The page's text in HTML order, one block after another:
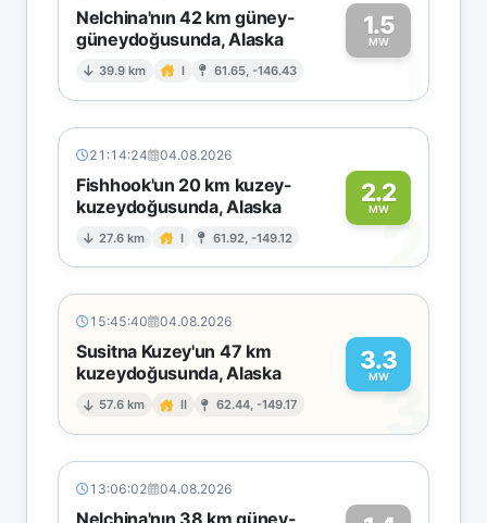
Nelchina'nın 42 km güney-
güneydoğusunda, Alaska
39.9 km I 61.65, -146.43
1.5
MW1
21:14:24 04.08.2026
Fishhook'un 20 km kuzey-
kuzeydoğusunda, Alaska
27.6 km I 61.92, -149.12
2.2
MW2
15:45:40 04.08.2026
Susitna Kuzey'un 47 km
kuzeydoğusunda, Alaska
57.6 km II 62.44, -149.17
3.3
MW
3
13:06:02 04.08.2026
Nelchina'nın 38 km güney-